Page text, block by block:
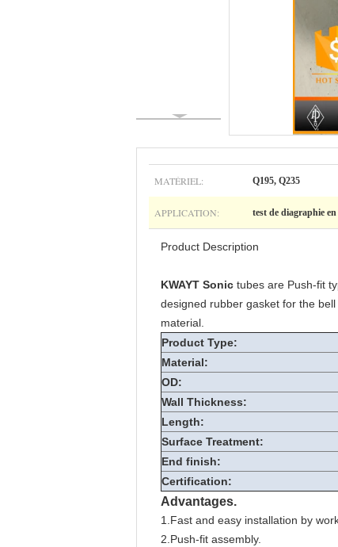
MATÉRIEL: Q195, Q235
APPLICATION: test de diagraphie
Product Description
KWAYT Sonic tubes are Push-fit
designed rubber gasket for the
material.
Product Type:
Material:
OD:
Wall Thickness:
Length:
Surface Treatment:
End finish:
Certification:
Advantages.
1.Fast and easy installation by
2.Push-fit assembly.